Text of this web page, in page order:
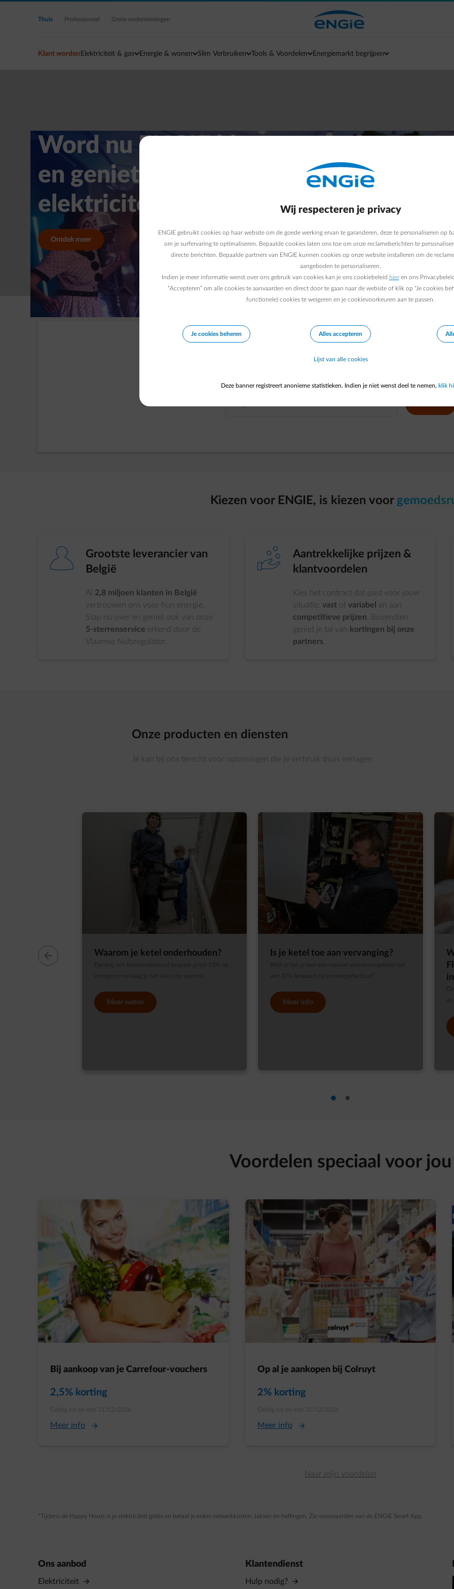
Ga naar de hoofdinhoud
Thuis Professioneel Grote ondernemingen
Klant worden Elektriciteit & gas Energie & wonen Slim Verbruiken Tools & Voordelen Energiemarkt begrijpen
Word nu ENGIE klant
en geniet van 3 maanden gratis*
elektriciteit en gas.
Ontdek meer
BEREKEN HIER JE PRIJS
Kiezen voor ENGIE, is kiezen voor
element-users-1
Grootste leverancier van
België​
Al 2,8 miljoen klanten in België
vertrouwen ons voor hun energie.
Stap nu over en geniet ook van onze
5-sterrenservice erkend door de
Vlaamse Nutsregulator.
element-profit
Aantrekkelijke prijzen &
klantvoordelen
Kies het contract dat past voor jouw
situatie: vastof variabel en aan
competitieve prijzen . Bovendien
geniet je tal van kortingen bij onze
partners
Onze producten en diensten
Je kan bij ons terecht voor oplossingen die je verbruik thuis verlagen.
Waarom je ketel onderhouden?
Dankzij een ketelonderhoud bespaar je tot 10% op
energie en verlaag je het risico op pannes.
Meer weten
Is je ketel toe aan vervanging?
Wist je dat je met een nieuwe verwarmingsketel tot
wel 30% bespaart op je energiefactuur?
Meer info
Voordelen speciaal voor jou
Bij aankoop van je Carrefour-vouchers
Oorspronkelijke prijs:
Huidige prijs:
2,5% korting
Geldig tot en met 31/12/2026
Meer info
Op al je aankopen bij Colruyt
Oorspronkelijke prijs:
Huidige prijs:
2% korting
Geldig tot en met 31/12/2026
Meer info
Naar mijn voordelen
*Tijdens de Happy Hours is je elektriciteit gratis en betaal je enkel netwerkkosten, taksen en heffingen. Zie voorwaarden van de ENGIE Smart App.
Ons aanbod
Elektriciteit
Klantendienst
Hulp nodig?
Wij respecteren je privacy
ENGIE gebruikt cookies op haar website om de goede werking ervan te garanderen, deze te personaliseren op
om je surfervaring te optimaliseren. Bepaalde cookies laten ons toe om onze reclameberichten te
directe berichten. Bepaalde partners van ENGIE kunnen cookies op onze website installeren om de
aangeboden te personaliseren.
Indien je meer informatie wenst over ons gebruik van cookies kan je ons cookiebeleid hieren ons
“Accepteren” om alle cookies te aanvaarden en direct door te gaan naar de website of klik op "Je cookies
functionele) cookies te weigeren en je cookievoorkeuren aan te passen.
Je cookies beheren Alles accepteren
Lijst van alle cookies
Deze banner registreert anonieme statistieken. Indien je niet wenst deel te nemen, klik